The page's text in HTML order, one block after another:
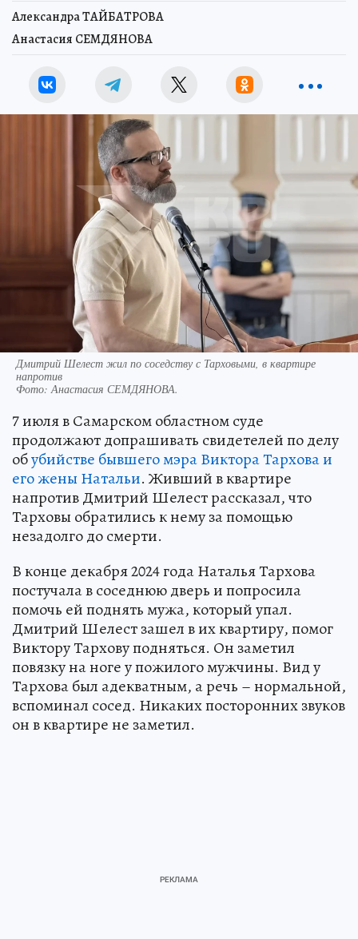
Александра ТАЙБАТРОВА
Анастасия СЕМДЯНОВА
Дмитрий Шелест жил по соседству с Тарховыми, в квартире
напротив
Фото: Анастасия СЕМДЯНОВА.
7 июля в Самарском областном суде
продолжают допрашивать свидетелей по делу
обубийстве бывшего мэра Виктора Тархова и
его жены Натальи. Живший в квартире
напротив Дмитрий Шелест рассказал, что
Тарховы обратились к нему за помощью
незадолго до смерти.
В конце декабря 2024 года Наталья Тархова
постучала в соседнюю дверь и попросила
помочь ей поднять мужа, который упал.
Дмитрий Шелест зашел в их квартиру, помог
Виктору Тархову подняться. Он заметил
повязку на ноге у пожилого мужчины. Вид у
Тархова был адекватным, а речь – нормальной,
вспоминал сосед. Никаких посторонних звуков
он в квартире не заметил.